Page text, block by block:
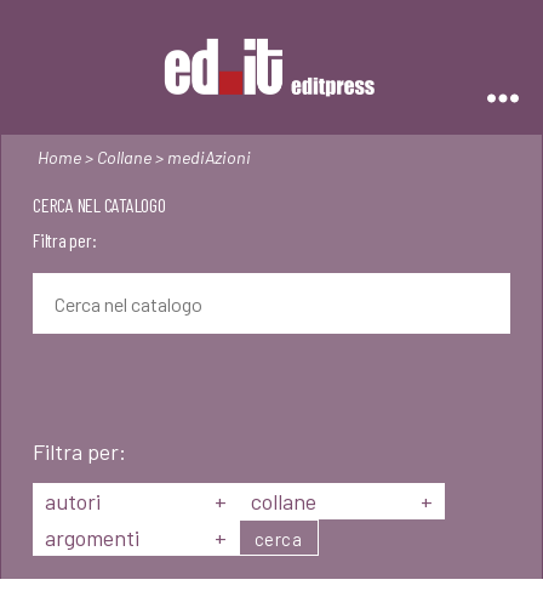
Home> Collane> mediAzioni
CERCA NEL CATALOGO
Filtra per:
Filtra per:
autori
+ collane
+
argomenti
+ cerca